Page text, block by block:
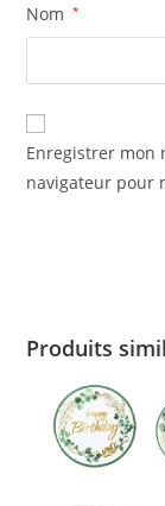
Nom *
Enregistrer mon
navigateur pour
Produits